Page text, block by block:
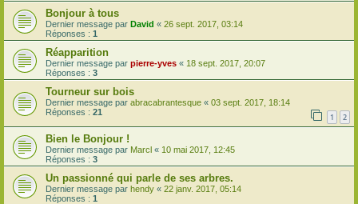
Bonjour à tous
Dernier message par David « 26 sept. 2017, 03:14
Réponses : 1
Réapparition
Dernier message par pierre-yves « 18 sept. 2017, 20:07
Réponses : 3
Tourneur sur bois
Dernier message par abracabrantesque « 03 sept. 2017, 18:14
Réponses : 21 1 2
Bien le Bonjour !
Dernier message par Marcl « 10 mai 2017, 12:45
Réponses : 3
Un passionné qui parle de ses arbres.
Dernier message par hendy « 22 janv. 2017, 05:14
Réponses : 1